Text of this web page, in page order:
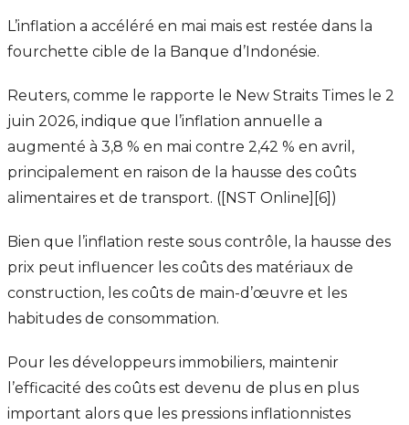
L’inflation a accéléré en mai mais est restée dans la
fourchette cible de la Banque d’Indonésie.
Reuters, comme le rapporte le New Straits Times le 2
juin 2026, indique que l’inflation annuelle a
augmenté à 3,8 % en mai contre 2,42 % en avril,
principalement en raison de la hausse des coûts
alimentaires et de transport. ([NST Online][6])
Bien que l’inflation reste sous contrôle, la hausse des
prix peut influencer les coûts des matériaux de
construction, les coûts de main-d’œuvre et les
habitudes de consommation.
Pour les développeurs immobiliers, maintenir
l’efficacité des coûts est devenu de plus en plus
important alors que les pressions inflationnistes